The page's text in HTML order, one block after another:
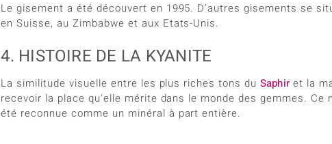
Le gisement a été découvert en 1995. D'autres gisements se
en Suisse, au Zimbabwe et aux Etats-Unis.
4. HISTOIRE DE LA KYANITE
La similitude visuelle entre les plus riches tons duSaphiret la
recevoir la place qu'elle mérite dans le monde des gemmes.
été reconnue comme un minéral à part entière.